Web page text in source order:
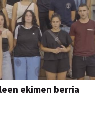
ekimen berria